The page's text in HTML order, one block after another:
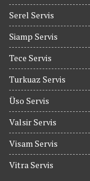
Serel Servis
Siamp Servis
Tece Servis
Turkuaz Servis
Üso Servis
Valsir Servis
Visam Servis
Vitra Servis